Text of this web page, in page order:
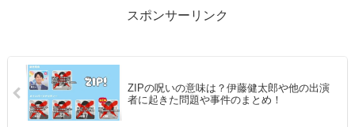
スポンサーリンク
ZIPの呪いの意味は？伊藤健太郎や他の出演
者に起きた問題や事件のまとめ！